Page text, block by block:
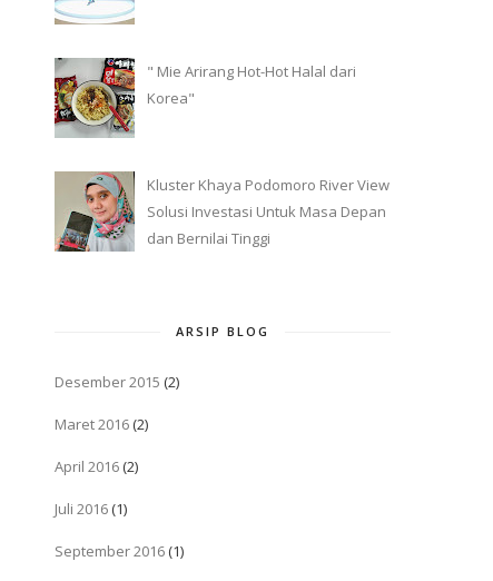
" Mie Arirang Hot-Hot Halal dari
Korea"
Kluster Khaya Podomoro River View
Solusi Investasi Untuk Masa Depan
dan Bernilai Tinggi
ARSIP BLOG
Desember 2015 (2)
Maret 2016 (2)
April 2016 (2)
Juli 2016 (1)
September 2016 (1)